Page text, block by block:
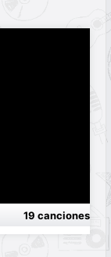
19 canciones